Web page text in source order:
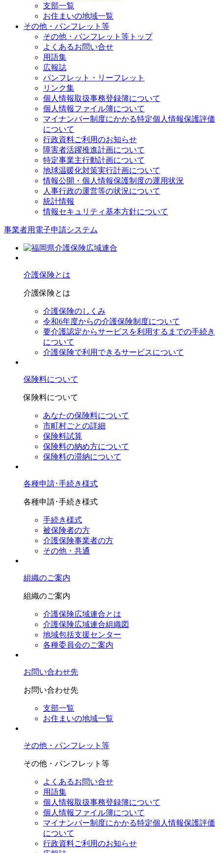
支部一覧
お住まいの地域一覧
その他・パンフレット等
その他・パンフレット等トップ
よくあるお問い合せ
用語集
広報誌
パンフレット・リーフレット
リンク集
個人情報取扱事務登録簿について
個人情報ファイル簿について
マイナンバー制度にかかる特定個人情報保護評価
について
行政資料ご利用のお知らせ
障害者活躍推進計画について
特定事業主行動計画について
地球温暖化対策実行計画について
情報公開・個人情報保護制度の運用状況
人事行政の運営等の状況について
統計情報
情報セキュリティ基本方針について
事業者用電子申請システム
介護保険とは
介護保険とは
介護保険のしくみ
令和6年度からの介護保険制度について
要介護認定からサービスを利⽤するまでの⼿続き
について
介護保険で利⽤できるサービスについて
保険料について
保険料について
あなたの保険料について
市町村ごとの詳細
保険料試算
保険料の納め方について
保険料の滞納について
各種申請･手続き様式
各種申請･手続き様式
手続き様式
被保険者の方
介護保険事業者の方
その他・共通
組織のご案内
組織のご案内
介護保険広域連合とは
介護保険広域連合組織図
地域包括支援センター
各種委員会のご案内
お問い合わせ先
お問い合わせ先
支部一覧
お住まいの地域一覧
その他・パンフレット等
その他・パンフレット等
よくあるお問い合せ
用語集
個人情報取扱事務登録簿について
個人情報ファイル簿について
マイナンバー制度にかかる特定個人情報保護評価
について
行政資料ご利用のお知らせ